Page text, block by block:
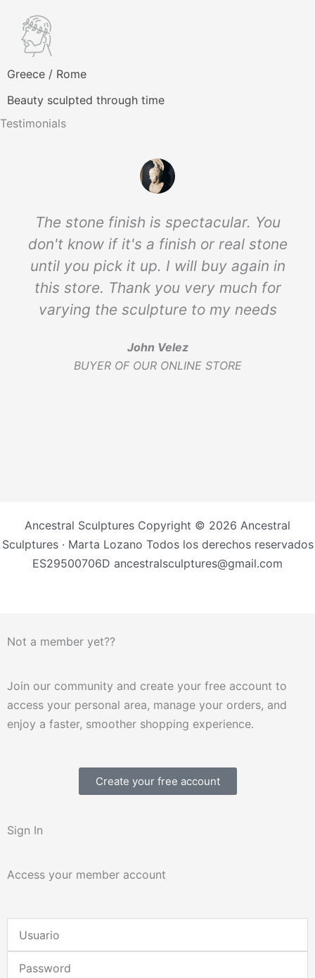
Greece / Rome
Beauty sculpted through time
Testimonials
The stone finish is spectacular. You
don't know if it's a finish or real stone
until you pick it up. I will buy again in
this store. Thank you very much for
varying the sculpture to my needs
John Velez
BUYER OF OUR ONLINE STORE
Ancestral Sculptures Copyright © 2026 Ancestral
Sculptures · Marta Lozano Todos los derechos reservados
ES29500706D ancestralsculptures@gmail.com
Not a member yet??
Join our community and create your free account to
access your personal area, manage your orders, and
enjoy a faster, smoother shopping experience.
Create your free account
Sign In
Access your member account
Email